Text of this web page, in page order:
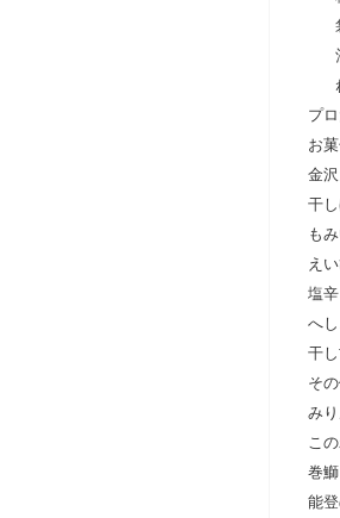
プ
お
金
干
も
え
塩
へ
干
そ
み
こ
巻
能